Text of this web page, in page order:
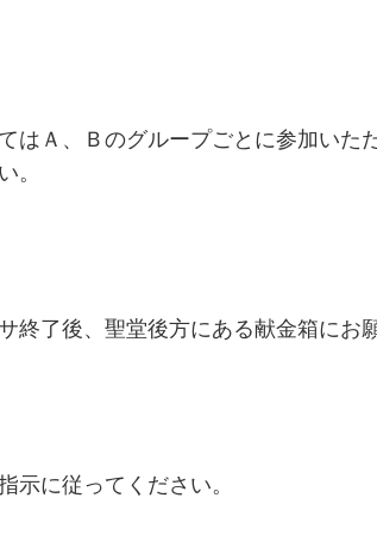
はＡ、Ｂのグループごとに参加いた
。
終了後、聖堂後方にある献金箱にお
示に従ってください。